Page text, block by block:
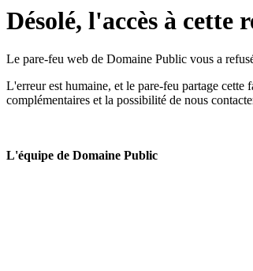
Désolé, l'accès à cette
Le pare-feu web de Domaine Public vous a
L'erreur est humaine, et le pare-feu partage
complémentaires et la possibilité de nous
L'équipe de Domaine Public